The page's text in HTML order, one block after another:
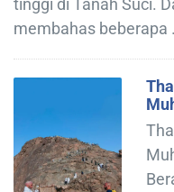
tinggi di Tanah Suci.
membahas beberapa